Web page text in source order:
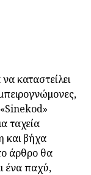
καταστείλει
«Sinekod»
ταχεία
και βήχα
άρθρο θα
ένα παχύ,